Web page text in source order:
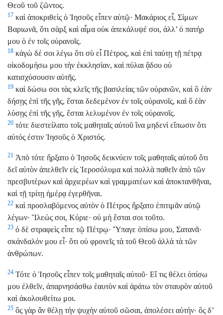
Θεοῦ τοῦ ζῶντος.
17 καὶ ἀποκριθεὶς ὁ Ἰησοῦς εἶπεν αὐτῷ· Μακάριος εἶ, Σίμων
Βαριωνᾶ, ὅτι σὰρξ καὶ αἷμα οὐκ ἀπεκάλυψέ σοι, ἀλλ’ ὁ πατήρ
μου ὁ ἐν τοῖς οὐρανοῖς.
18 κἀγὼ δέ σοι λέγω ὅτι σὺ εἶ Πέτρος, καὶ ἐπὶ ταύτῃ τῇ πέτρᾳ
οἰκοδομήσω μου τὴν ἐκκλησίαν, καὶ πύλαι ᾅδου οὐ
κατισχύσουσιν αὐτῆς.
19 καὶ δώσω σοι τὰς κλεῖς τῆς βασιλείας τῶν οὐρανῶν, καὶ ὃ ἐὰν
δήσῃς ἐπὶ τῆς γῆς, ἔσται δεδεμένον ἐν τοῖς οὐρανοῖς, καὶ ὃ ἐὰν
λύσῃς ἐπὶ τῆς γῆς, ἔσται λελυμένον ἐν τοῖς οὐρανοῖς.
20 τότε διεστείλατο τοῖς μαθηταῖς αὐτοῦ ἵνα μηδενὶ εἴπωσιν ὅτι
αὐτός ἐστιν Ἰησοῦς ὁ Χριστός.
21 Ἀπὸ τότε ἤρξατο ὁ Ἰησοῦς δεικνύειν τοῖς μαθηταῖς αὐτοῦ ὅτι
δεῖ αὐτὸν ἀπελθεῖν εἰς Ἱεροσόλυμα καὶ πολλὰ παθεῖν ἀπὸ τῶν
πρεσβυτέρων καὶ ἀρχιερέων καὶ γραμματέων καὶ ἀποκτανθῆναι,
καὶ τῇ τρίτῃ ἡμέρᾳ ἐγερθῆναι.
22 καὶ προσλαβόμενος αὐτὸν ὁ Πέτρος ἤρξατο ἐπιτιμᾶν αὐτῷ
λέγων· Ἵλεώς σοι, Κύριε· οὐ μὴ ἔσται σοι τοῦτο.
23 ὁ δὲ στραφεὶς εἶπε τῷ Πέτρῳ· Ὕπαγε ὀπίσω μου, Σατανᾶ·
σκάνδαλόν μου εἶ· ὅτι οὐ φρονεῖς τὰ τοῦ Θεοῦ ἀλλὰ τὰ τῶν
ἀνθρώπων.
24 Τότε ὁ Ἰησοῦς εἶπεν τοῖς μαθηταῖς αὐτοῦ· Εἴ τις θέλει ὀπίσω
μου ἐλθεῖν, ἀπαρνησάσθω ἑαυτὸν καὶ ἀράτω τὸν σταυρὸν αὐτοῦ
καὶ ἀκολουθείτω μοι.
25 ὃς γὰρ ἂν θέλῃ τὴν ψυχὴν αὐτοῦ σῶσαι, ἀπολέσει αὐτήν· ὃς δ’